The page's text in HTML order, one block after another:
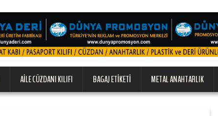
AILE CÜZDANI KILIFI BAGAJ ETIKETI METAL ANAHTARLIK